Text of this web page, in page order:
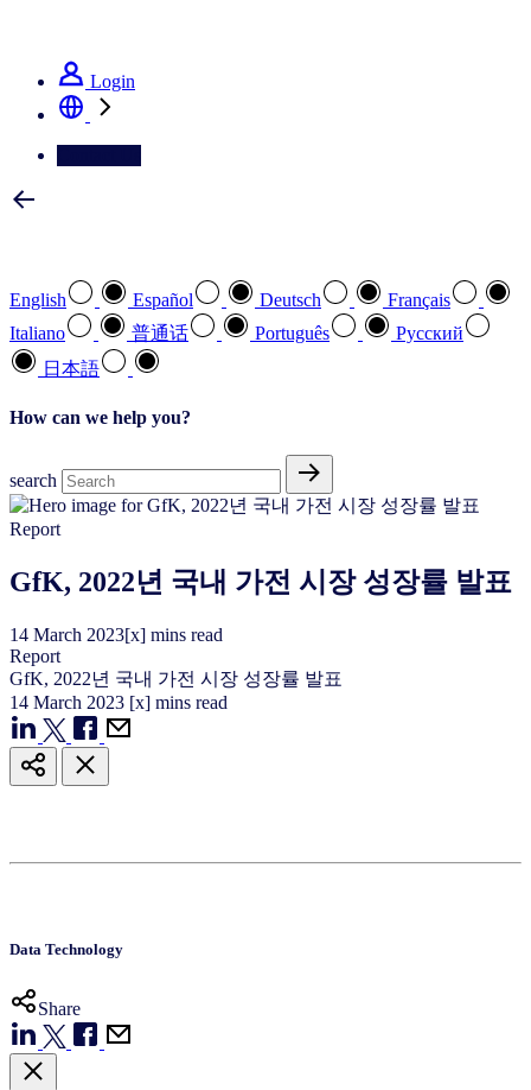
Login
English Español Deutsch
Français
Italiano
普通话 Português
Pусский
日本語
How can we help you?
search
Report
GfK, 2022년 국내 가전 시장 성장률 발표
14 March 2023[x] mins read
Report
GfK, 2022년 국내 가전 시장 성장률 발표
14 March 2023 [x] mins read
Data Technology
Share